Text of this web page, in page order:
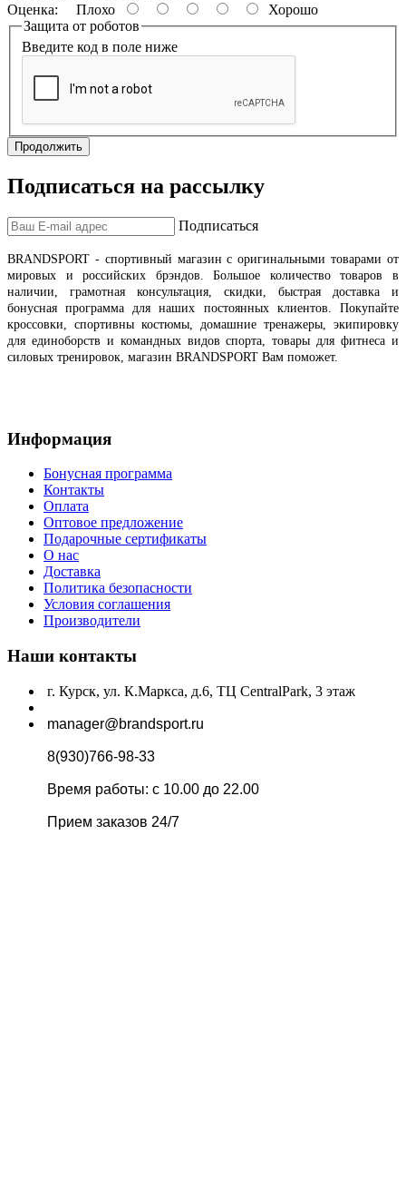
Оценка: Плохо
Хорошо
Защита от роботов
Введите код в поле ниже
Продолжить
Подписаться на рассылку
Подписаться
BRANDSPORT - спортивный магазин с оригинальными товарами от
мировых и российских брэндов .Большое количество товаров в
наличии, грамотная консультация, скидки, быстрая доставка и
бонусная программа для наших постоянных клиентов. Покупайте
кроссовки, спортивны костюмы, домашние тренажеры, экипировку
для единоборств и командных видов спорта, товары для фитнеса и
силовых тренировок, магазин BRANDSPORT Вам поможет.
Информация
Бонусная программа
Контакты
Оплата
Оптовое предложение
Подарочные сертификаты
О нас
Доставка
Политика безопасности
Условия соглашения
Производители
Наши контакты
г. Курск, ул. К.Маркса, д.6, ТЦ CentralPark, 3 этаж
manager@brandsport.ru
8(930)766-98-33
Время работы: с 10.00 до 22.00
Прием заказов 24/7